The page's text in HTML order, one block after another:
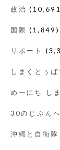
政治
国際 (1,849)
リポート
しまくとぅ
めーにち し
30のじぶんへ
沖縄と自衛